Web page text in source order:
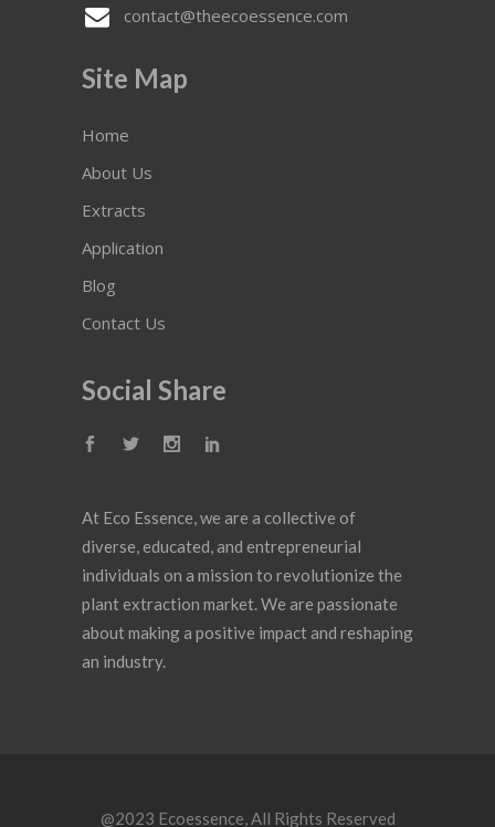
contact@theecoessence.com
Site Map
Home
About Us
Extracts
Application
Blog
Contact Us
Social Share
At Eco Essence, we are a collective of
diverse, educated, and entrepreneurial
individuals on a mission to revolutionize the
plant extraction market. We are passionate
about making a positive impact and reshaping
an industry.
@2023 Ecoessence , All Rights Reserved